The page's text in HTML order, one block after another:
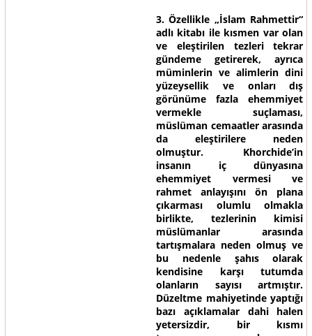
3. Özellikle „İslam Rahmettir“
adlı kitabı ile kısmen var olan
ve eleştirilen tezleri tekrar
gündeme getirerek, ayrıca
müminlerin ve alimlerin dini
yüzeysellik ve onları dış
görünüme fazla ehemmiyet
vermekle suçlaması,
müslüman cemaatler arasında
da eleştirilere neden
olmuştur. Khorchide’in
insanın iç dünyasına
ehemmiyet vermesi ve
rahmet anlayışını ön plana
çıkarması olumlu olmakla
birlikte, tezlerinin kimisi
müslümanlar arasında
tartışmalara neden olmuş ve
bu nedenle şahıs olarak
kendisine karşı tutumda
olanların sayısı artmıştır.
Düzeltme mahiyetinde yaptığı
bazı açıklamalar dahi halen
yetersizdir, bir kısmı